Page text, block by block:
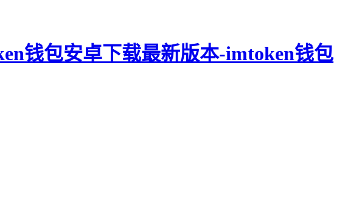
钱包安卓下载最新版本-imtoken钱包